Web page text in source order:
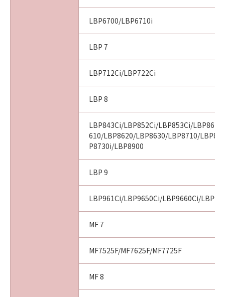
LBP6700/LBP6710i
LBP 7
LBP712Ci/LBP722Ci
LBP 8
LBP843Ci/LBP852Ci/LBP853Ci/
610/LBP8620/LBP8630/LBP8710/
P8730i/LBP8900
LBP 9
LBP961Ci/LBP9650Ci/LBP9660Ci/
MF 7
MF7525F/MF7625F/MF7725F
MF 8